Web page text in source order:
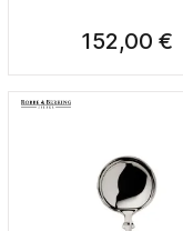
152,00 €